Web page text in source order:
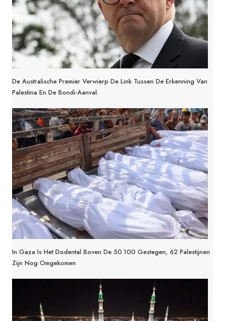
De Australische Premier Verwierp De Link Tussen De Erkenning Van
Palestina En De Bondi-Aanval.
In Gaza Is Het Dodental Boven De 50.100 Gestegen, 62 Palestijnen
Zijn Nog Omgekomen